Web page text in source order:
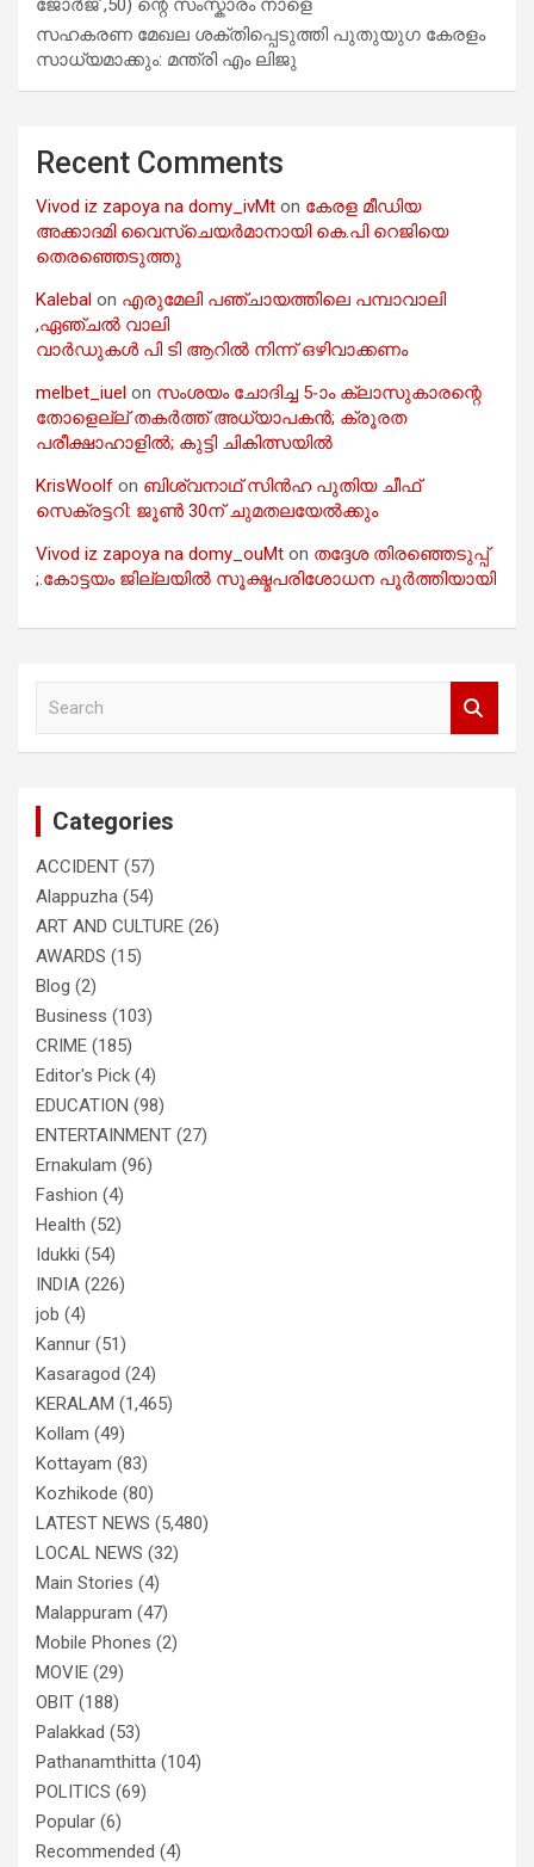
ജോർജ് ,50) ന്റെ സംസ്കാരം നാളെ
സഹകരണ മേഖല ശക്തിപ്പെടുത്തി പുതുയുഗ കേരളം
സാധ്യമാക്കും: മന്ത്രി എം ലിജു
Recent Comments
Vivod iz zapoya na domy_ivMt on കേരള മീഡിയ
അക്കാദമി വൈസ്ചെയർമാനായി കെ.പി റെജിയെ
തെരഞ്ഞെടുത്തു
Kalebal on എരുമേലി പഞ്ചായത്തിലെ പമ്പാവാലി
,ഏഞ്ചൽ വാലി
വാർഡുകൾ പി ടി ആറിൽ നിന്ന് ഒഴിവാക്കണം
melbet_iuel on സംശയം ചോദിച്ച 5-ാം ക്ലാസുകാരന്റെ
തോളെല്ല് തകർത്ത് അധ്യാപകൻ; ക്രൂരത
പരീക്ഷാഹാളിൽ; കുട്ടി ചികിത്സയിൽ
KrisWoolf on ബിശ്വനാഥ് സിൻഹ പുതിയ ചീഫ്
സെക്രട്ടറി: ജൂൺ 30ന് ചുമതലയേൽക്കും
Vivod iz zapoya na domy_ouMt on തദ്ദേശ തിരഞ്ഞെടുപ്പ്
;.കോട്ടയം ജില്ലയിൽ സൂക്ഷ്മപരിശോധന പൂർത്തിയായി
Categories
ACCIDENT (57)
Alappuzha (54)
ART AND CULTURE (26)
AWARDS (15)
Blog (2)
Business (103)
CRIME (185)
Editor's Pick (4)
EDUCATION (98)
ENTERTAINMENT (27)
Ernakulam (96)
Fashion (4)
Health (52)
Idukki (54)
INDIA (226)
job (4)
Kannur (51)
Kasaragod (24)
KERALAM (1,465)
Kollam (49)
Kottayam (83)
Kozhikode (80)
LATEST NEWS (5,480)
LOCAL NEWS (32)
Main Stories (4)
Malappuram (47)
Mobile Phones (2)
MOVIE (29)
OBIT (188)
Palakkad (53)
Pathanamthitta (104)
POLITICS (69)
Popular (6)
Recommended (4)